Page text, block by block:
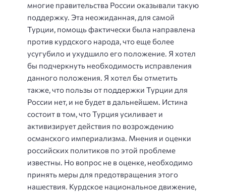
многие правительства России оказывали такую
поддержку. Эта неожиданная, для самой
Турции, помощь фактически была направлена
против курдского народа, что еще более
усугубило и ухудшило его положение. Я хотел
бы подчеркнуть необходимость исправления
данного положения. Я хотел бы отметить
также, что пользы от поддержки Турции для
России нет, и не будет в дальнейшем. Истина
состоит в том, что Турция усиливает и
активизирует действия по возрождению
османского империализма. Мнения и оценки
российских политиков по этой проблеме
известны. Но вопрос не в оценке, необходимо
принять меры для предотвращения этого
нашествия. Курдское национальное движение,